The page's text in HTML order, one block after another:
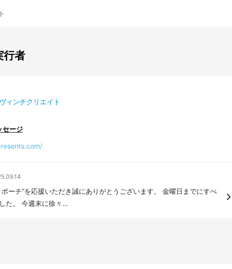
行者
ィンチクリエイト
セージ
”を応援いただき誠にありがとうございます。 金曜日までにすべ
た。 今週末に徐々...